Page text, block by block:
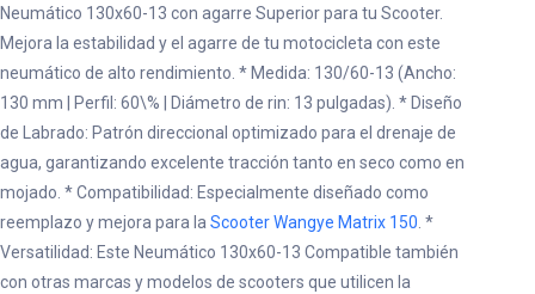
Neumático 130x60-13 con agarre Superior para tu Scooter.
Mejora la estabilidad y el agarre de tu motocicleta con este
neumático de alto rendimiento. * Medida: 130/60-13 (Ancho:
130 mm | Perfil: 60\% | Diámetro de rin: 13 pulgadas). * Diseño
de Labrado: Patrón direccional optimizado para el drenaje de
agua, garantizando excelente tracción tanto en seco como en
mojado. * Compatibilidad: Especialmente diseñado como
reemplazo y mejora para la Scooter Wangye Matrix 150 . *
Versatilidad: Este Neumático 130x60-13 Compatible también
con otras marcas y modelos de scooters que utilicen la